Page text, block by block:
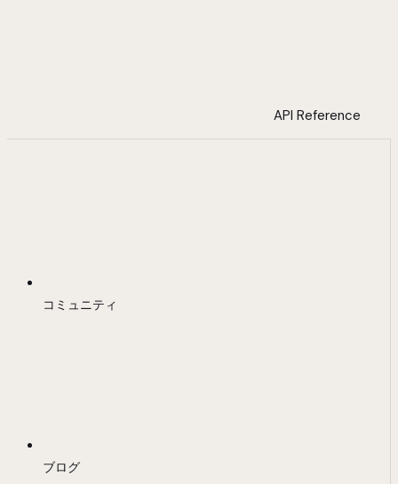
API Reference
コミュニティ
ブログ